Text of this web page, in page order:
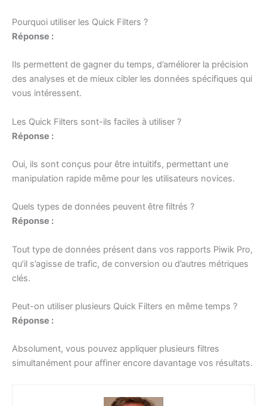
Pourquoi utiliser les Quick Filters ?
Réponse :
Ils permettent de gagner du temps, d’améliorer la précision
des analyses et de mieux cibler les données spécifiques qui
vous intéressent.
Les Quick Filters sont-ils faciles à utiliser ?
Réponse :
Oui, ils sont conçus pour être intuitifs, permettant une
manipulation rapide même pour les utilisateurs novices.
Quels types de données peuvent être filtrés ?
Réponse :
Tout type de données présent dans vos rapports Piwik Pro,
qu’il s’agisse de trafic, de conversion ou d’autres métriques
clés.
Peut-on utiliser plusieurs Quick Filters en même temps ?
Réponse :
Absolument, vous pouvez appliquer plusieurs filtres
simultanément pour affiner encore davantage vos résultats.